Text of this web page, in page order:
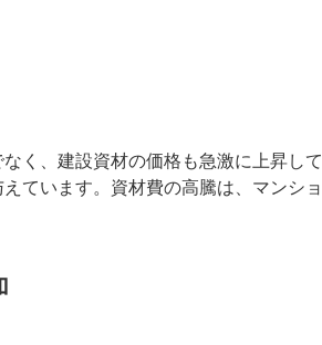
なく、建設資材の価格も急激に上昇
えています。資材費の高騰は、マンシ